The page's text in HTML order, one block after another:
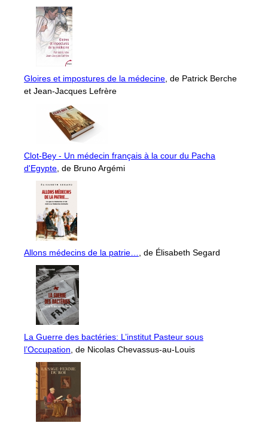
Gloires et impostures de la médecine, de Patrick Berche
et Jean-Jacques Lefrère
Clot-Bey - Un médecin français à la cour du Pacha
d'Egypte, de Bruno Argémi
Allons médecins de la patrie…, de Élisabeth Segard
La Guerre des bactéries: L’institut Pasteur sous
l’Occupation, de Nicolas Chevassus-au-Louis